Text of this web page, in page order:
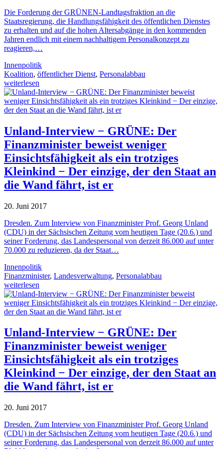
Die Forderung der GRÜNEN-Landtagsfraktion an die
Staatsregierung, die Handlungsfähigkeit des öffentlichen Dienstes
zu erhalten und auf die hohen Altersabgänge in den kommenden
Jahren endlich mit einem nachhaltigem Personalkonzept zu
reagieren,…
Innenpolitik
Koalition, öffentlicher Dienst, Personalabbau
weiterlesen
Unland-Interview − GRÜNE: Der
Finanzminister beweist weniger
Einsichtsfähigkeit als ein trotziges
Kleinkind − Der einzige, der den Staat an
die Wand fährt, ist er
20. Juni 2017
Dresden. Zum Interview von Finanzminister Prof. Georg Unland
(CDU) in der Sächsischen Zeitung vom heutigen Tage (20.6.) und
seiner Forderung, das Landespersonal von derzeit 86.000 auf unter
70.000 zu reduzieren, da der Staat…
Innenpolitik
Finanzminister, Landesverwaltung, Personalabbau
weiterlesen
Unland-Interview − GRÜNE: Der
Finanzminister beweist weniger
Einsichtsfähigkeit als ein trotziges
Kleinkind − Der einzige, der den Staat an
die Wand fährt, ist er
20. Juni 2017
Dresden. Zum Interview von Finanzminister Prof. Georg Unland
(CDU) in der Sächsischen Zeitung vom heutigen Tage (20.6.) und
seiner Forderung, das Landespersonal von derzeit 86.000 auf unter